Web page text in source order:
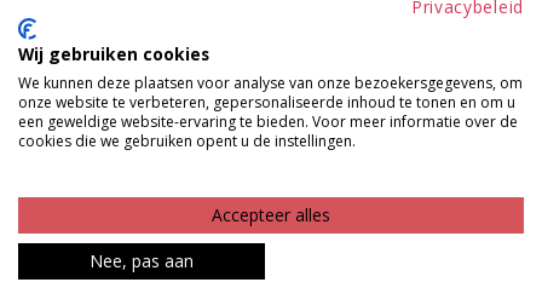
tegelijkertijd een leuke finishing touch voor je outfit. De
bouclé teddy valt mooi langs het lichaam en verhult
subtiel elk ribbeltje. Een veelzijdig en comfortabel item
dat je makkelijk elke dag kunt combineren.
MAAK JE LOOK COMPLEET
Privacybeleid
Wij gebruiken cookies
We kunnen deze plaatsen voor analyse van onze bezoekersgegevens, om
onze website te verbeteren, gepersonaliseerde inhoud te tonen en om u
een geweldige website-ervaring te bieden. Voor meer informatie over de
cookies die we gebruiken opent u de instellingen.
Accepteer alles
Nee, pas aan